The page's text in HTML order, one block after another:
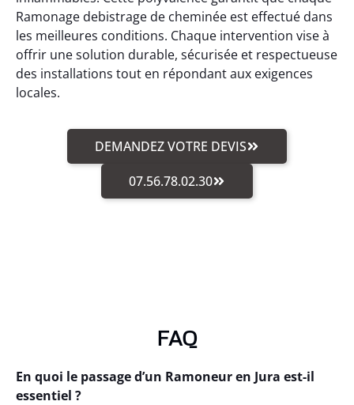
Ramonage debistrage de cheminée est effectué dans
les meilleures conditions. Chaque intervention vise à
offrir une solution durable, sécurisée et respectueuse
des installations tout en répondant aux exigences
locales.
DEMANDEZ VOTRE DEVIS
07.56.78.02.30
FAQ
En quoi le passage d’un Ramoneur en Jura est-il
essentiel ?